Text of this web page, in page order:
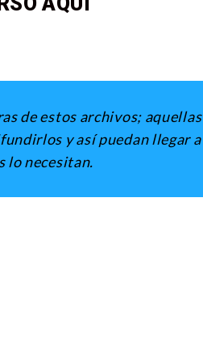
de estos archivos; aquellas
y así puedan llegar a
lo necesitan.